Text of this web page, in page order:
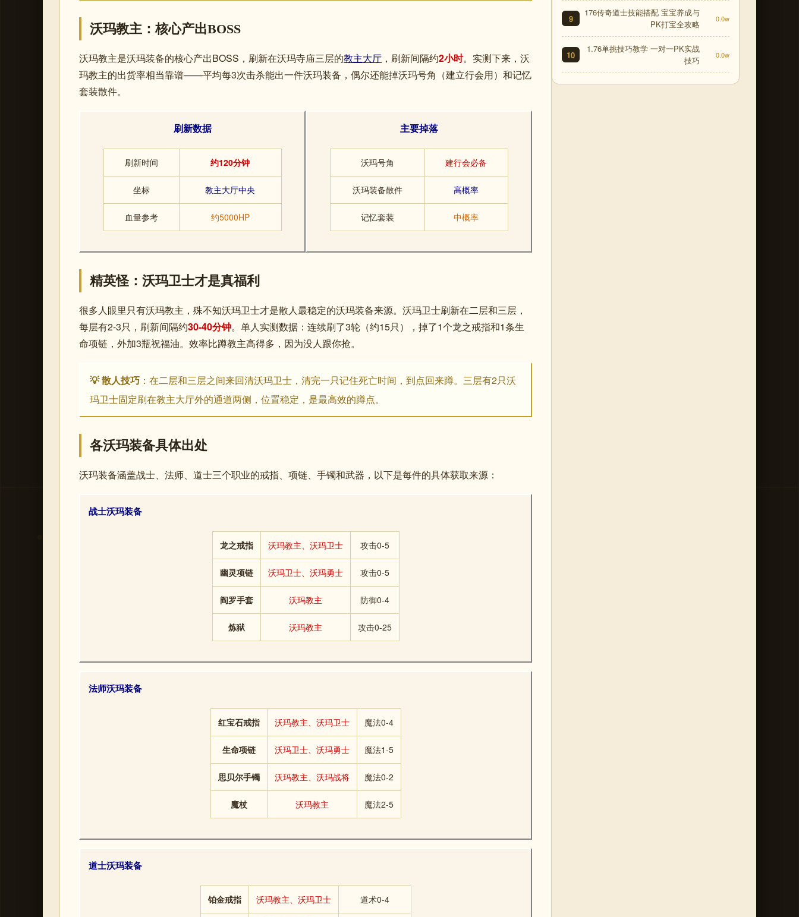
沃玛教主：核心产出BOSS
沃玛教主是沃玛装备的核心产出BOSS，刷新在沃玛寺庙三层的教主大厅 ，刷新间隔约2小时。实测下来，沃
玛教主的出货率相当靠谱——平均每3次击杀能出一件沃玛装备，偶尔还能掉沃玛号角（建立行会用）和记忆
套装散件。
刷新数据
刷新时间 约120分钟
坐标 教主大厅中央
血量参考 约5000HP
主要掉落
沃玛号角 建行会必备
沃玛装备散件 高概率
记忆套装 中概率
精英怪：沃玛卫士才是真福利
很多人眼里只有沃玛教主，殊不知沃玛卫士才是散人最稳定的沃玛装备来源。沃玛卫士刷新在二层和三层，
每层有2-3只，刷新间隔约30-40分钟。单人实测数据：连续刷了3轮（约15只），掉了1个龙之戒指和1条生
命项链，外加3瓶祝福油。效率比蹲教主高得多，因为没人跟你抢。
💡 散人技巧 ：在二层和三层之间来回清沃玛卫士，清完一只记住死亡时间，到点回来蹲。三层有2只沃
玛卫士固定刷在教主大厅外的通道两侧，位置稳定，是最高效的蹲点。
各沃玛装备具体出处
沃玛装备涵盖战士、法师、道士三个职业的戒指、项链、手镯和武器，以下是每件的具体获取来源：
战士沃玛装备
龙之戒指 沃玛教主、沃玛卫士 攻击0-5
幽灵项链 沃玛卫士、沃玛勇士 攻击0-5
阎罗手套 沃玛教主 防御0-4
炼狱 沃玛教主 攻击0-25
法师沃玛装备
红宝石戒指 沃玛教主、沃玛卫士 魔法0-4
生命项链 沃玛卫士、沃玛勇士 魔法1-5
思贝尔手镯 沃玛教主、沃玛战将 魔法0-2
魔杖 沃玛教主 魔法2-5
道士沃玛装备
铂金戒指 沃玛教主、沃玛卫士 道术0-4
9
176传奇道士技能搭配 宝宝养成与
PK打宝全攻略
0.0w
10
1.76单挑技巧教学 一对一PK实战
技巧
0.0w